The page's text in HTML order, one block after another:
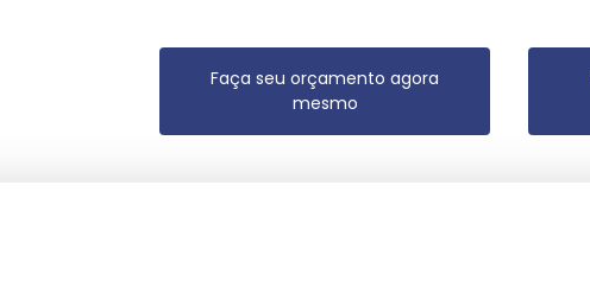
Faça seu orçamento agora
mesmo